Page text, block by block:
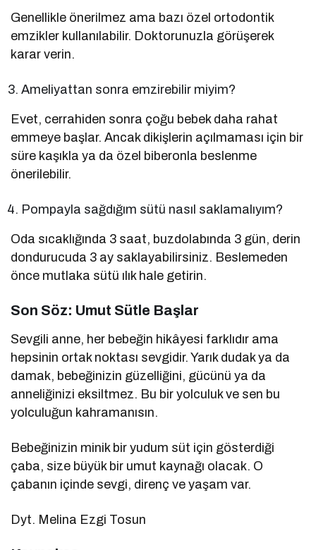
Genellikle önerilmez ama bazı özel ortodontik
emzikler kullanılabilir. Doktorunuzla görüşerek
karar verin.
Ameliyattan sonra emzirebilir miyim?
Evet, cerrahiden sonra çoğu bebek daha rahat
emmeye başlar. Ancak dikişlerin açılmaması için bir
süre kaşıkla ya da özel biberonla beslenme
önerilebilir.
Pompayla sağdığım sütü nasıl saklamalıyım?
Oda sıcaklığında 3 saat, buzdolabında 3 gün, derin
dondurucuda 3 ay saklayabilirsiniz. Beslemeden
önce mutlaka sütü ılık hale getirin.
Son Söz: Umut Sütle Başlar
Sevgili anne, her bebeğin hikâyesi farklıdır ama
hepsinin ortak noktası sevgidir. Yarık dudak ya da
damak, bebeğinizin güzelliğini, gücünü ya da
anneliğinizi eksiltmez. Bu bir yolculuk ve sen bu
yolculuğun kahramanısın.
Bebeğinizin minik bir yudum süt için gösterdiği
çaba, size büyük bir umut kaynağı olacak. O
çabanın içinde sevgi, direnç ve yaşam var.
Dyt. Melina Ezgi Tosun